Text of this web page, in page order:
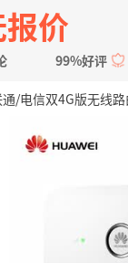
价
99%好评
/电信双4G版无线